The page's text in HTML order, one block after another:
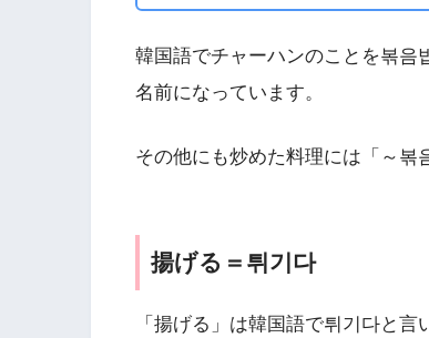
韓国語でチャーハンのことを볶음
名前になっています。
その他にも炒めた料理には「～볶
揚げる＝튀기다
「揚げる」は韓国語で튀기다と言